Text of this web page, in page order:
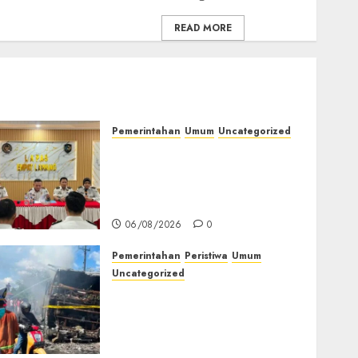
READ MORE
Pemerintahan Umum Uncategorized
06/08/2026 0
Pemerintahan Peristiwa Umum
Uncategorized